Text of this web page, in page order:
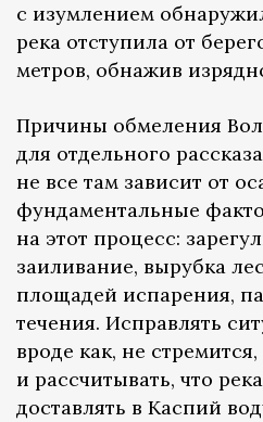
с изумлением
река отступила от
метров, обнажив
Причины обмеления
для отдельного
не все там зависит от
фундаментальные
на этот процесс:
заиливание, вырубка
площадей испарения,
течения. Исправлять
вроде как, не
и рассчитывать, что
доставлять в Каспий